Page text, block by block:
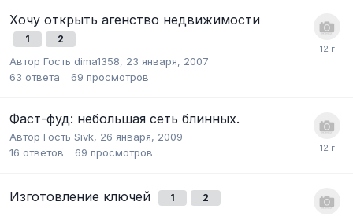
Хочу открыть агенство недвижимости
1 2
Автор Гость dima1358, 23 января, 2007
63 ответа 69 просмотров
Фаст-фуд: небольшая сеть блинных.
Автор Гость Sivk, 26 января, 2009
16 ответов 69 просмотров
Изготовление ключей 1 2